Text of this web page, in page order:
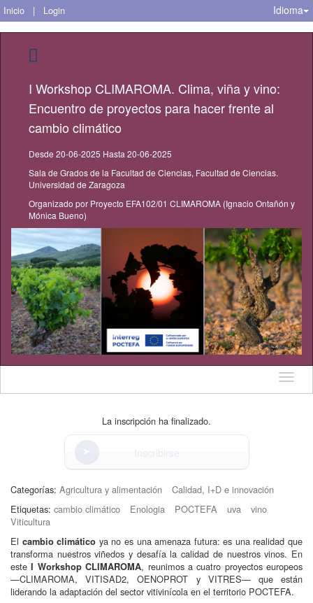
Inicio | Login Idioma
I Workshop CLIMAROMA. Clima, viña y vino:
Encuentro de proyectos para hacer frente al
cambio climático
Desde 20-06-2025 Hasta 20-06-2025
Sala de Grados de la Facultad de Ciencias, Facultad de Ciencias.
Universidad de Zaragoza
Organizado por Proyecto EFA102/01 CLIMAROMA (Ignacio Ontañón y
Mónica Bueno)
Idioma
La inscripción ha finalizado.
Categorías: Agricultura y alimentación
Calidad, I+D e innovación
Etiquetas: cambio climático Enologia POCTEFA uva
vino
Viticultura
El cambio climático ya no es una amenaza futura: es una realidad que
transforma nuestros viñedos y desafía la calidad de nuestros vinos. En
esteI Workshop CLIMAROMA, reunimos a cuatro proyectos europeos
—CLIMAROMA, VITISAD2, OENOPROT y VITRES— que están
liderando la adaptación del sector vitivinícola en el territorio POCTEFA.